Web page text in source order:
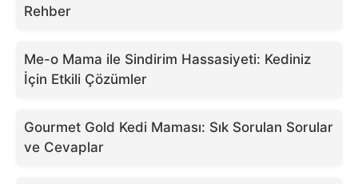
Rehber
Me-o Mama ile Sindirim Hassasiyeti: Kediniz
İçin Etkili Çözümler
Gourmet Gold Kedi Maması: Sık Sorulan Sorular
ve Cevaplar